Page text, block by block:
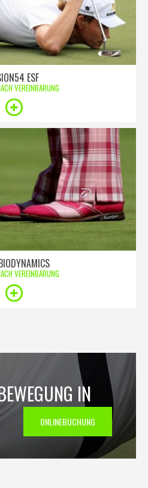
ESF
VEREINBARUNG
VEREINBARUNG
IN
ONLINEBUCHUNG